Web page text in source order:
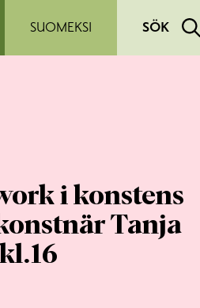
SUOMEKSI
SÖK
i konstens
Tanja